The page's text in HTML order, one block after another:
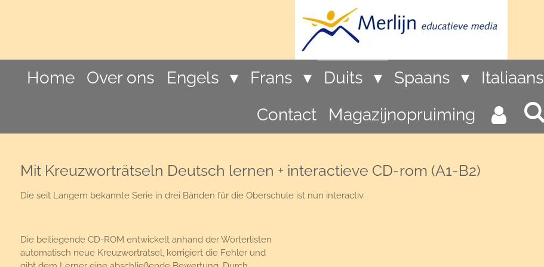
Home Over ons Engels Frans Duits Spaans Italiaans
Contact
Magazijnopruiming
Mit Kreuzworträtseln Deutsch lernen + interactieve CD-rom (A1-B2)
Die seit Langem bekannte Serie in drei Bänden für die Oberschule ist nun interactiv.
Die beiliegende CD-ROM entwickelt anhand der Wörterlisten
automatisch neue Kreuzworträtsel, korrigiert die Fehler und